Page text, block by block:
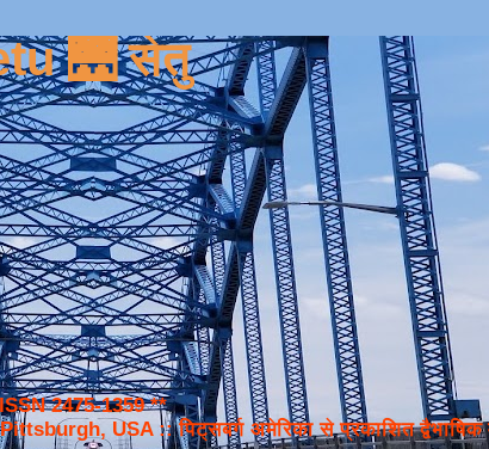
🌉 सेतु
2475-1359 **
USA :: पिट्सबर्ग अमेरिका से प्रकाशित द्वैभाषिक